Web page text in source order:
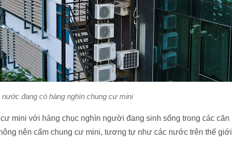
đang có hàng nghìn chung cư mini
mini với hàng chục nghìn người đang sinh sống trong các căn
nên cấm chung cư mini, tương tự như các nước trên thế giới